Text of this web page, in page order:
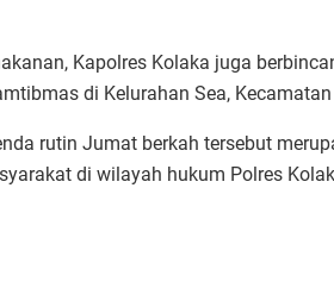
Kapolres Kolaka juga
di Kelurahan Sea,
rutin Jumat berkah tersebut
di wilayah hukum Polres